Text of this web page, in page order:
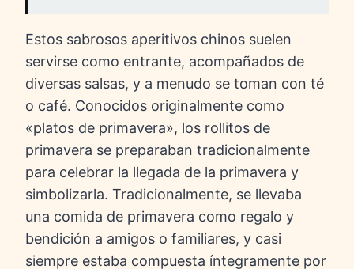
Estos sabrosos aperitivos chinos suelen
servirse como entrante, acompañados de
diversas salsas, y a menudo se toman con té
o café. Conocidos originalmente como
«platos de primavera», los rollitos de
primavera se preparaban tradicionalmente
para celebrar la llegada de la primavera y
simbolizarla. Tradicionalmente, se llevaba
una comida de primavera como regalo y
bendición a amigos o familiares, y casi
siempre estaba compuesta íntegramente por